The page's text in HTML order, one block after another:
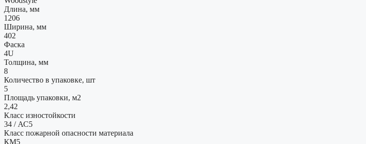
Длина, мм
1206
Ширина, мм
402
Фаска
4U
Толщина, мм
8
Количество в упаковке, шт
5
Площадь упаковки, м2
2,42
Класс изностойкости
34 / АС5
Класс пожарной опасности материала
КМ5